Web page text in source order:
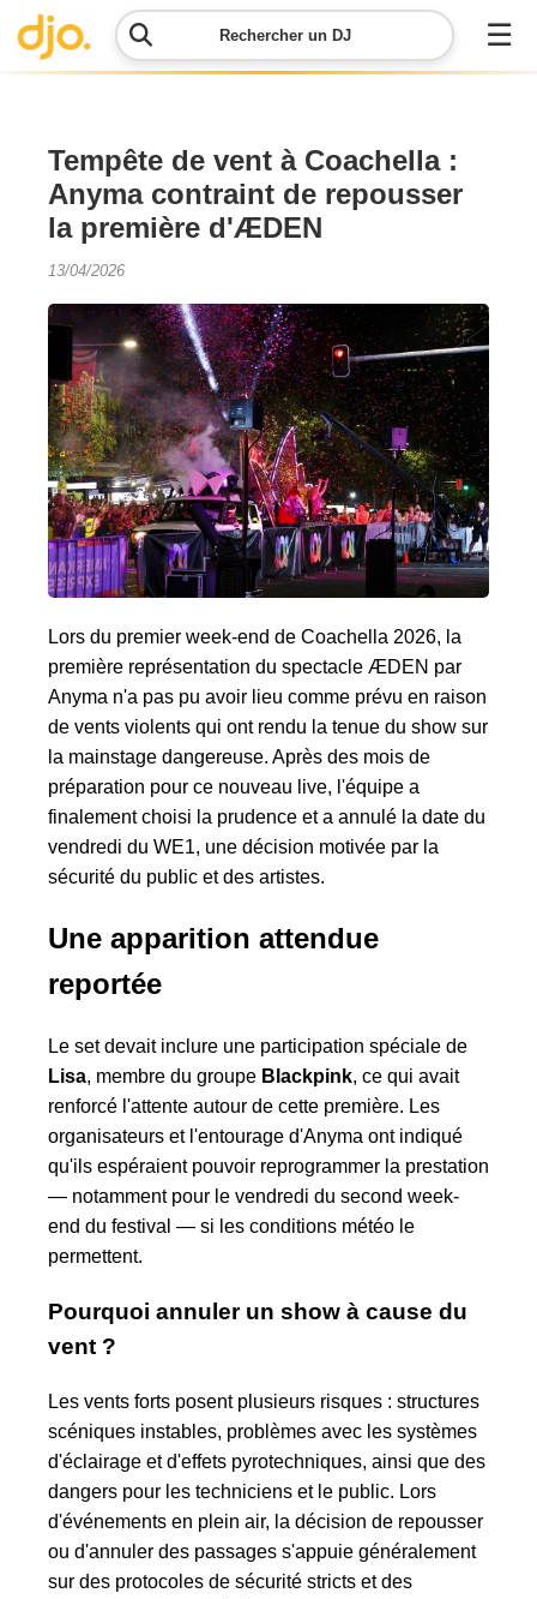
Rechercher un DJ ☰
Menu
Contacter
DJO
ma
demande
Simulateur
de prix
Tempête de vent à Coachella :
Anyma contraint de repousser
la première d'ÆDEN
13/04/2026
Lors du premier week-end de Coachella 2026, la
première représentation du spectacle ÆDEN par
Anyma n'a pas pu avoir lieu comme prévu en raison
de vents violents qui ont rendu la tenue du show sur
la mainstage dangereuse. Après des mois de
préparation pour ce nouveau live, l'équipe a
finalement choisi la prudence et a annulé la date du
vendredi du WE1, une décision motivée par la
sécurité du public et des artistes.
Une apparition attendue
reportée
Le set devait inclure une participation spéciale de
Lisa, membre du groupe Blackpink, ce qui avait
renforcé l'attente autour de cette première. Les
organisateurs et l'entourage d'Anyma ont indiqué
qu'ils espéraient pouvoir reprogrammer la prestation
— notamment pour le vendredi du second week-
end du festival — si les conditions météo le
permettent.
Pourquoi annuler un show à cause du
vent ?
Les vents forts posent plusieurs risques : structures
scéniques instables, problèmes avec les systèmes
d'éclairage et d'effets pyrotechniques, ainsi que des
dangers pour les techniciens et le public. Lors
d'événements en plein air, la décision de repousser
ou d'annuler des passages s'appuie généralement
sur des protocoles de sécurité stricts et des